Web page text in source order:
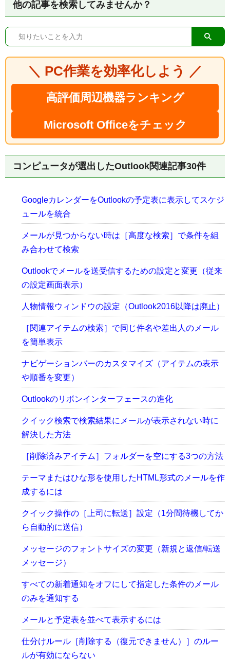
他の記事を検索してみませんか？
＼ PC作業を効率化しよう ／
高評価周辺機器ランキング
Microsoft Officeをチェック
コンピュータが選出したOutlook関連記事30件
GoogleカレンダーをOutlookの予定表に表示してスケジ
ュールを統合
メールが見つからない時は［高度な検索］で条件を組
み合わせて検索
Outlookでメールを送受信するための設定と変更（従来
の設定画面表示）
人物情報ウィンドウの設定（Outlook2016以降は廃止）
［関連アイテムの検索］で同じ件名や差出人のメール
を簡単表示
ナビゲーションバーのカスタマイズ（アイテムの表示
や順番を変更）
Outlookのリボンインターフェースの進化
クイック検索で検索結果にメールが表示されない時に
解決した方法
［削除済みアイテム］フォルダーを空にする3つの方法
テーマまたはひな形を使用したHTML形式のメールを作
成するには
クイック操作の［上司に転送］設定（1分間待機してか
ら自動的に送信）
メッセージのフォントサイズの変更（新規と返信/転送
メッセージ）
すべての新着通知をオフにして指定した条件のメール
のみを通知する
メールと予定表を並べて表示するには
仕分けルール［削除する（復元できません）］のルー
ルが有効にならない